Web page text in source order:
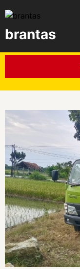
brantas